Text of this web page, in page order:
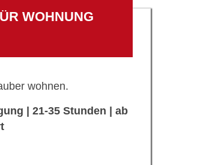
WOHNUNG
wohnen.
| 21-35 Stunden | ab